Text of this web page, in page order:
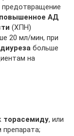
предотвращение
повышенное АД
(ХПН)
20 мл/мин, при
больше
на
торасемиду, или